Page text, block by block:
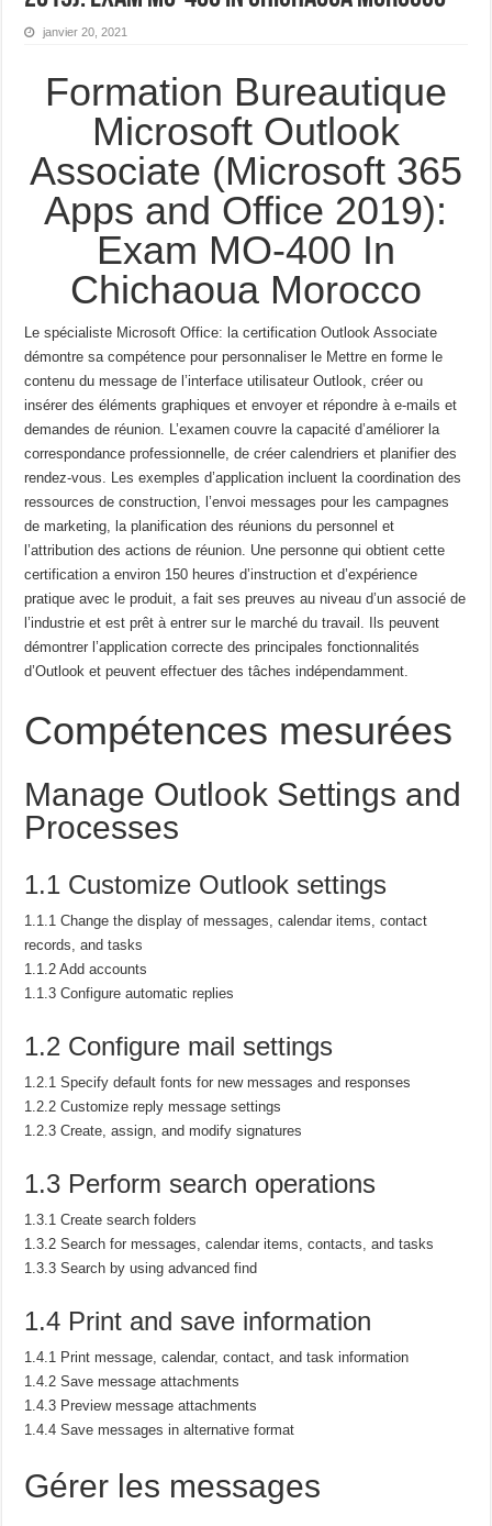
janvier 20, 2021
Formation Bureautique
Microsoft Outlook
Associate (Microsoft 365
Apps and Office 2019):
Exam MO-400 In
Chichaoua Morocco
Le spécialiste Microsoft Office: la certification Outlook Associate
démontre sa compétence pour personnaliser le Mettre en forme le
contenu du message de l’interface utilisateur Outlook, créer ou
insérer des éléments graphiques et envoyer et répondre à e-mails et
demandes de réunion.
L’examen couvre la capacité d’améliorer la
correspondance professionnelle, de créer calendriers et planifier des
rendez-vous.
Les exemples d’application incluent la coordination des
ressources de construction, l’envoi messages pour les campagnes
de marketing, la planification des réunions du personnel et
l’attribution des actions de réunion. Une personne qui obtient cette
certification a environ 150 heures d’instruction et d’expérience
pratique avec le produit, a fait ses preuves au niveau d’un associé de
l’industrie et est prêt à entrer sur le marché du travail.
Ils peuvent
démontrer l’application correcte des principales fonctionnalités
d’Outlook et peuvent effectuer des tâches indépendamment.
Compétences mesurées
Manage Outlook Settings and
Processes
1.1 Customize Outlook settings
1.1.1 Change the display of messages, calendar items, contact
records, and tasks
1.1.2 Add accounts
1.1.3 Configure automatic replies
1.2 Configure mail settings
1.2.1 Specify default fonts for new messages and responses
1.2.2 Customize reply message settings
1.2.3 Create, assign, and modify signatures
1.3 Perform search operations
1.3.1 Create search folders
1.3.2 Search for messages, calendar items, contacts, and tasks
1.3.3 Search by using advanced find
1.4 Print and save information
1.4.1 Print message, calendar, contact, and task information
1.4.2 Save message attachments
1.4.3 Preview message attachments
1.4.4 Save messages in alternative format
Gérer les messages